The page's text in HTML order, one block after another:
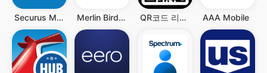
Securus Mobile Merlin Bird ID by Cornell Lab QR코드 리더 - QR과 바코드 스캐너, QR 스캐너 AAA Mobile